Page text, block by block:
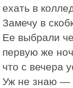
ехать в
Замечу в
Ее выбрали
первую же
что с вечера
Уж не знаю —